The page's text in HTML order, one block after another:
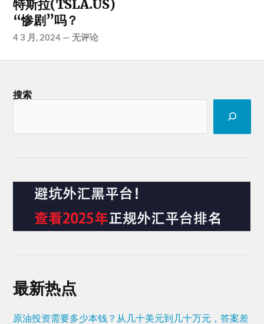
特斯拉(TSLA.US)
“惨剧”吗？
4 3 月, 2024 —无评论
搜索
最新热点
原油投资需要多少本钱？从几十美元到几十万元，答案差